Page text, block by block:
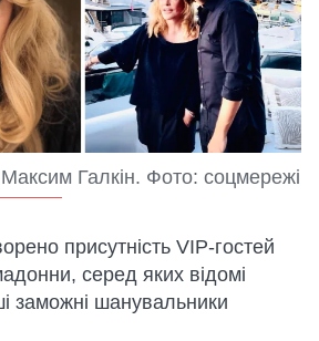
Галкін. Фото: соцмережі
присутність VIP-гостей
серед яких відомі
заможні шанувальники